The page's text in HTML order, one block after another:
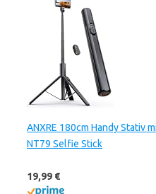
ANXRE 180cm Handy Stativ
NT79 Selfie Stick
19,99 €